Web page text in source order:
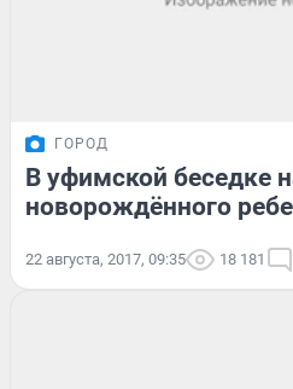
ГОРОД
В уфимской беседке
новорождённого
22 августа, 2017, 09:35 18 181